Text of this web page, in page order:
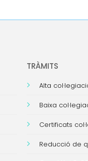
TRÀMITS
Alta
Baixa
Certificats
Reducció de